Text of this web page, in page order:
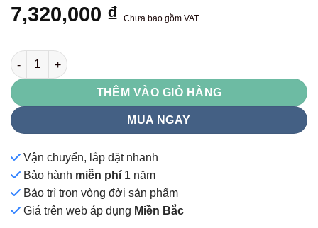
7,320,000 ₫ Chưa bao gồm VAT
TU09K6C số lượng
THÊM VÀO GIỎ HÀNG
MUA NGAY
Vận chuyển, lắp đặt nhanh
Bảo hành miễn phí 1 năm
Bảo trì trọn vòng đời sản phẩm
Giá trên web áp dụng Miền Bắc